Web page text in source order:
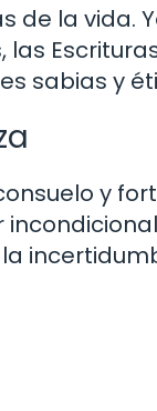
la vida.
sabias y
y